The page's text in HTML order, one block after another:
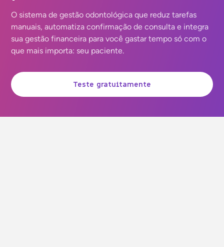
O sistema de gestão odontológica que reduz tarefas
manuais, automatiza confirmação de consulta e integra
sua gestão financeira para você gastar tempo só com o
que mais importa: seu paciente.
Teste gratuitamente